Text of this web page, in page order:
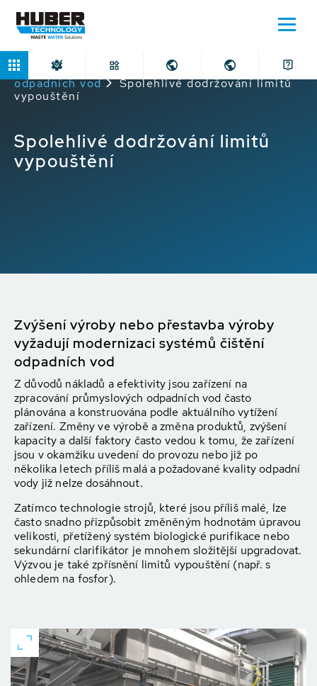
Domů Aplikace
Průmyslové čištění
odpadních vod
Spolehlivé dodržování limitů
vypouštění
Spolehlivé dodržování limitů
vypouštění
Zvýšení výroby nebo přestavba výroby
vyžadují modernizaci systémů čištění
odpadních vod
Z důvodů nákladů a efektivity jsou zařízení na
zpracování průmyslových odpadních vod často
plánována a konstruována podle aktuálního vytížení
zařízení. Změny ve výrobě a změna produktů, zvýšení
kapacity a další faktory často vedou k tomu, že zařízení
jsou v okamžiku uvedení do provozu nebo již po
několika letech příliš malá a požadované kvality odpadní
vody již nelze dosáhnout.
Zatímco technologie strojů, které jsou příliš malé, lze
často snadno přizpůsobit změněným hodnotám úpravou
velikosti, přetížený systém biologické purifikace nebo
sekundární clarifikátor je mnohem složitější upgradovat.
Výzvou je také zpřísnění limitů vypouštění (např. s
ohledem na fosfor).